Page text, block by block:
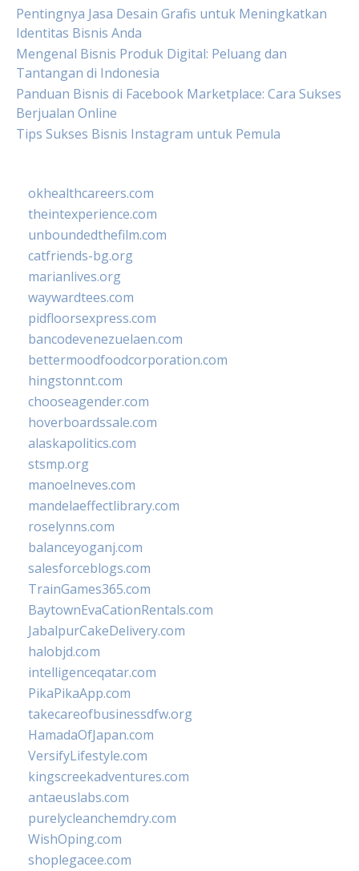
Pentingnya Jasa Desain Grafis untuk Meningkatkan
Identitas Bisnis Anda
Mengenal Bisnis Produk Digital: Peluang dan
Tantangan di Indonesia
Panduan Bisnis di Facebook Marketplace: Cara Sukses
Berjualan Online
Tips Sukses Bisnis Instagram untuk Pemula
okhealthcareers.com
theintexperience.com
unboundedthefilm.com
catfriends-bg.org
marianlives.org
waywardtees.com
pidfloorsexpress.com
bancodevenezuelaen.com
bettermoodfoodcorporation.com
hingstonnt.com
chooseagender.com
hoverboardssale.com
alaskapolitics.com
stsmp.org
manoelneves.com
mandelaeffectlibrary.com
roselynns.com
balanceyoganj.com
salesforceblogs.com
TrainGames365.com
BaytownEvaCationRentals.com
JabalpurCakeDelivery.com
halobjd.com
intelligenceqatar.com
PikaPikaApp.com
takecareofbusinessdfw.org
HamadaOfJapan.com
VersifyLifestyle.com
kingscreekadventures.com
antaeuslabs.com
purelycleanchemdry.com
WishOping.com
shoplegacee.com